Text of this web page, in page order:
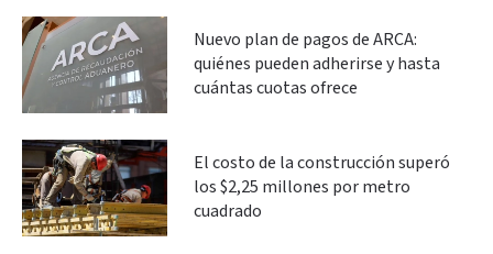
Nuevo plan de pagos de ARCA:
quiénes pueden adherirse y hasta
cuántas cuotas ofrece
El costo de la construcción superó
los $2,25 millones por metro
cuadrado